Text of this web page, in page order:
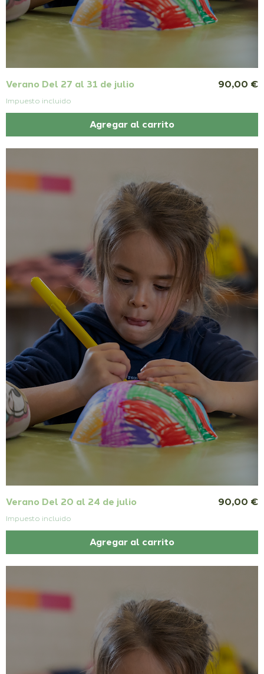
Verano Del 27 al 31 de julio Precio
90,00 €
Impuesto incluido
Agregar al carrito
Verano Del 20 al 24 de julio Precio
90,00 €
Impuesto incluido
Agregar al carrito